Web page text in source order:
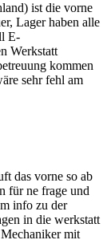
ist die vorne
Lager haben alle
E-
Werkstatt
kommen
sehr fehl am
das vorne so ab
für ne frage und
info zu der
in die werkstatt
mit